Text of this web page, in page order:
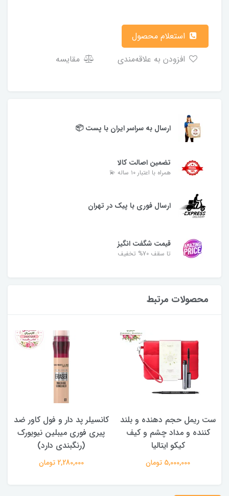
مقایسه
ارسال به سراسر ایران با پست 📦
تضمین اصالت کالا
همراه با اعتبار ۱۰ ساله 💫
ارسال فوری با پیک در تهران
قیمت شگفت انگیز
تا سقف 70% تخفیف
محصولات مرتبط
ست ریمل حجم دهنده و بلند
کننده و مداد چشم و کیف
کیکو ایتالیا
5,000,000 تومان
کانسیلر پد دار و فول کاور ضد
پیری فوری میبلین نیویورک
(رنگبندی دارد)
2,280,000 تومان